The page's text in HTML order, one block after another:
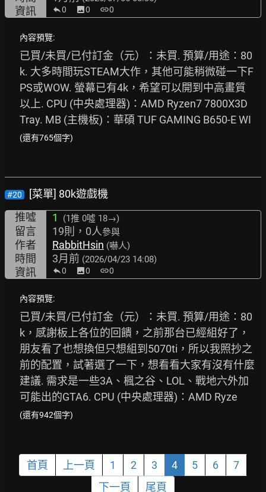
資訊 0 image0 link0
內容預覽:
已買/未買/已付訂金（元）：未買. 預算/用途：80
k. 大多時間玩STEAM大作，其他可能稍微碰一下F
PS或WOW. 螢幕已有4k，希望可以開到中高畫質
以上. CPU (中央處理器)：AMD Ryzen7 7800X3D
Tray. MB (主機板)：華碩 TUF GAMING B650-E WI
(還有765個字)
#20
[菜單] 80k遊戲機
推噓
1 (1推 0噓 18→)
留言 19則，0人參與
作者 RabbitHsin (嚇人)
時間 3月前 (2026/04/23 14:08)
資訊 0 image0 link0
內容預覽:
已買/未買/已付訂金（元）：未買. 預算/用途：80
k，感謝板上各位的回饋，之前那台已經組好了，
朋友看了也想換但只想組到5070ti，所以我照抄之
前的配置，試著選了一下，想看看大家有沒有什麼
建議. 需求是一些3A、楓之谷、LOL、戰地六外加
可能出的GTA6. CPU (中央處理器)：AMD Ryze
(還有942個字)
首頁 上一頁 1 2 3 4 5 6
7
下一頁
尾頁